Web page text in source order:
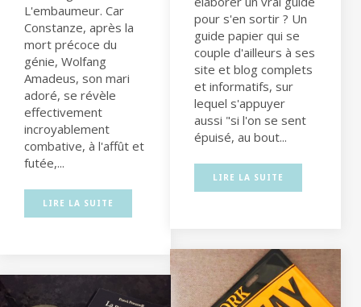
L'embaumeur. Car
Constanze, après la
mort précoce du
génie, Wolfang
Amadeus, son mari
adoré, se révèle
effectivement
incroyablement
combative, à l'affût et
futée,...
LIRE LA SUITE
pour s'en sortir ? Un
guide papier qui se
couple d'ailleurs à ses
site et blog complets
et informatifs, sur
lequel s'appuyer
aussi "si l'on se sent
épuisé, au bout...
LIRE LA SUITE